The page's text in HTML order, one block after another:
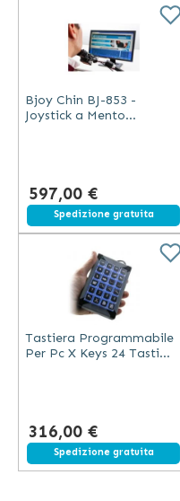
Bjoy Chin BJ-853 -
Joystick a Mento
597,00 €
Spedizione gratuita
Tastiera Programmabile
Per Pc X Keys 24 Tasti
316,00 €
Spedizione gratuita